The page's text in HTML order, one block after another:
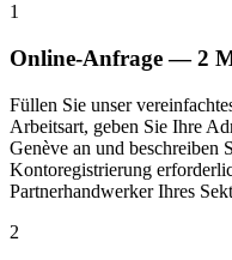
1
Online-Anfrage — 2
Füllen Sie unser
Arbeitsart, geben Sie Ihre
Genève an und beschreiben
Kontoregistrierung
Partnerhandwerker Ihres
2